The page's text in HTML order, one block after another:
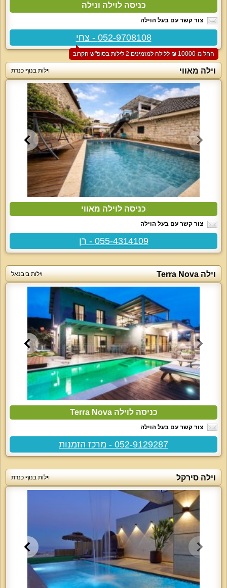
כניסה לוילה ונילה
צור קשר עם בעל הוילה
052-9708108 - צחי
החל מ-‏10000 ₪ ללילה למזמינים 2 לילות בסופ"ש הקרוב
וילה מאווי וילות בנוף כנרת
כניסה לוילה מאווי
צור קשר עם בעל הוילה
055-4314109 - רן
וילה Terra Nova וילות ביבנאל
כניסה לוילה Terra Nova
צור קשר עם בעל הוילה
052-9129287 - מרכז הזמנות
וילה סירקל וילות בנוף כנרת